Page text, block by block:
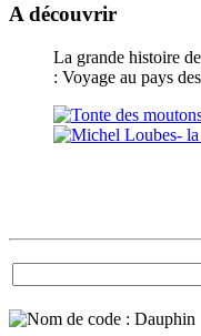
A découvrir
La grande histoire
: Voyage au pays